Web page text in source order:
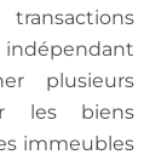
plusieurs
les biens
immeubles